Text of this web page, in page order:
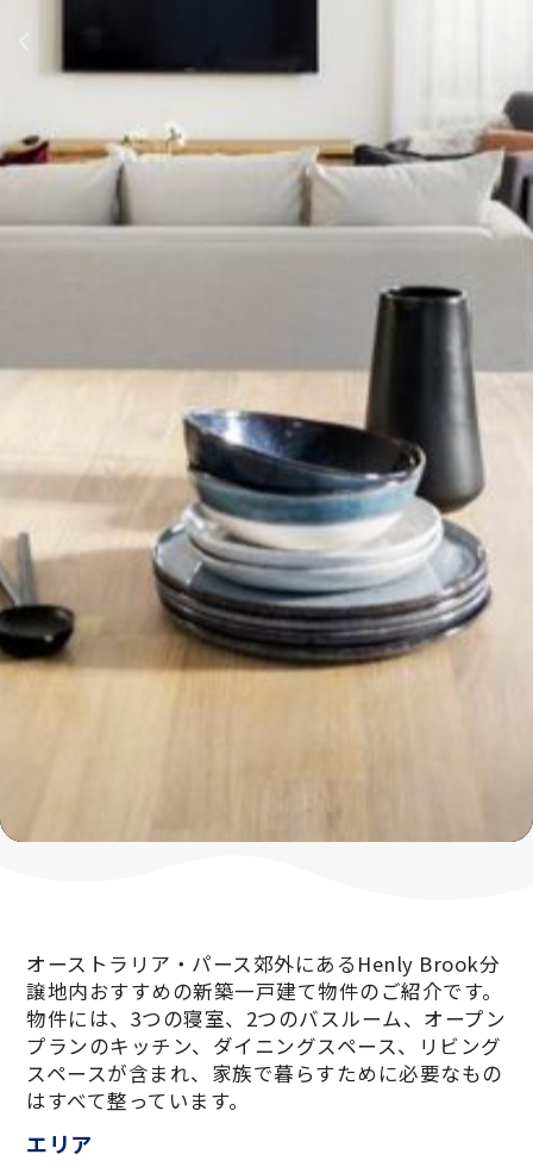
オーストラリア・パース郊外にあるHenly Brook分
譲地内おすすめの新築一戸建て物件のご紹介です。
物件には、3つの寝室、2つのバスルーム、オープン
プランのキッチン、ダイニングスペース、リビング
スペースが含まれ、家族で暮らすために必要なもの
はすべて整っています。
エリア